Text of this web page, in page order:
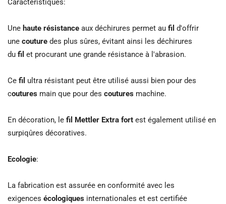
Caractéristiques:
Une haute résistance aux déchirures permet au fil d'offrir
une couture des plus sûres, évitant ainsi les déchirures
du fil et procurant une grande résistance à l'abrasion.
Ce fil ultra résistant peut être utilisé aussi bien pour des
coutures main que pour des coutures machine.
En décoration, le fil Mettler Extra fort est également utilisé en
surpiqûres décoratives.
Ecologie:
La fabrication est assurée en conformité avec les
exigences écologiques internationales et est certifiée